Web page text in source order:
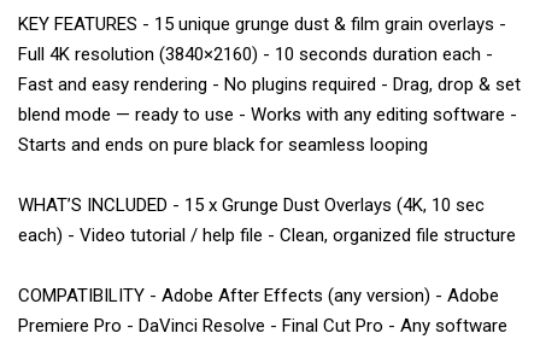
KEY FEATURES - 15 unique grunge dust & film grain overlays -
Full 4K resolution (3840×2160) - 10 seconds duration each -
Fast and easy rendering - No plugins required - Drag, drop & set
blend mode — ready to use - Works with any editing software -
Starts and ends on pure black for seamless looping
WHAT’S INCLUDED - 15 x Grunge Dust Overlays (4K, 10 sec
each) - Video tutorial / help file - Clean, organized file structure
COMPATIBILITY - Adobe After Effects (any version) - Adobe
Premiere Pro - DaVinci Resolve - Final Cut Pro - Any software